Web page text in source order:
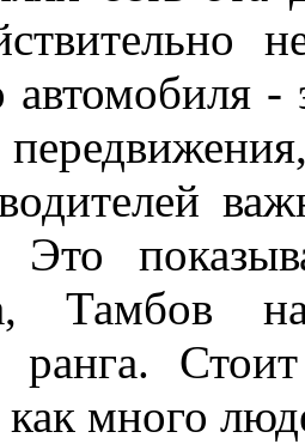
автомобиля
Тамбов
ранга.
как много